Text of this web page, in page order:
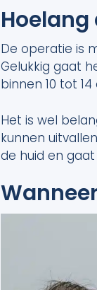
De operatie is
Gelukkig gaat
binnen 10 tot
Het is wel
kunnen
de huid en